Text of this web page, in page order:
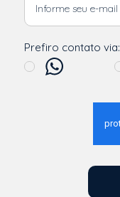
Prefiro contato via: